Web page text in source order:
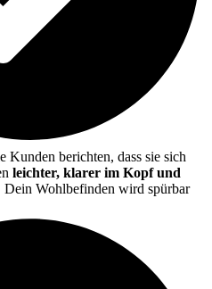
Kunden berichten, dass sie sich
leichter, klarer im Kopf und
Dein Wohlbefinden wird spürbar